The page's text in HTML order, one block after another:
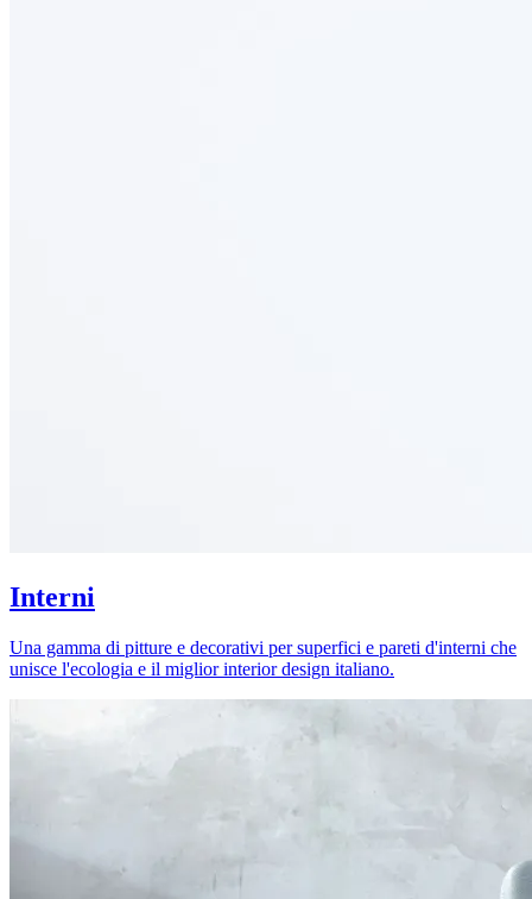
Interni
Una gamma di pitture e decorativi per superfici e pareti d'interni che
unisce l'ecologia e il miglior interior design italiano.